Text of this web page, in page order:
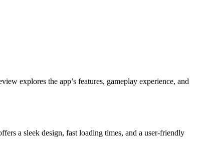
explores the app’s features, gameplay experience, and
a sleek design, fast loading times, and a user-friendly